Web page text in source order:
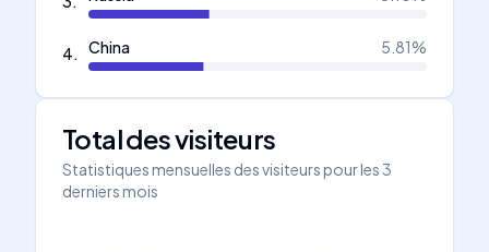
4. China 5.81%
Total des visiteurs
Statistiques mensuelles des visiteurs pour les 3
derniers mois